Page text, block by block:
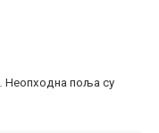
Неопходна поља су